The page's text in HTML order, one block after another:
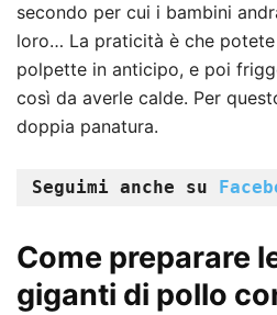
secondo per cui i bambini
loro… La praticità è che
polpette in anticipo, e poi
così da averle calde. Per
doppia panatura.
Seguimi anche su
Come preparare
giganti di pollo